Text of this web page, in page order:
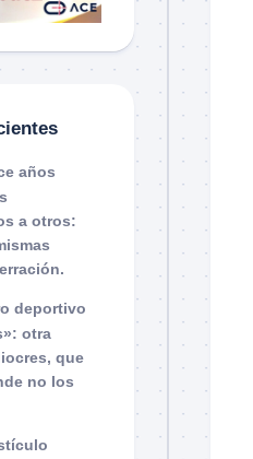
años
a otros:
deportivo
otra
que
no los